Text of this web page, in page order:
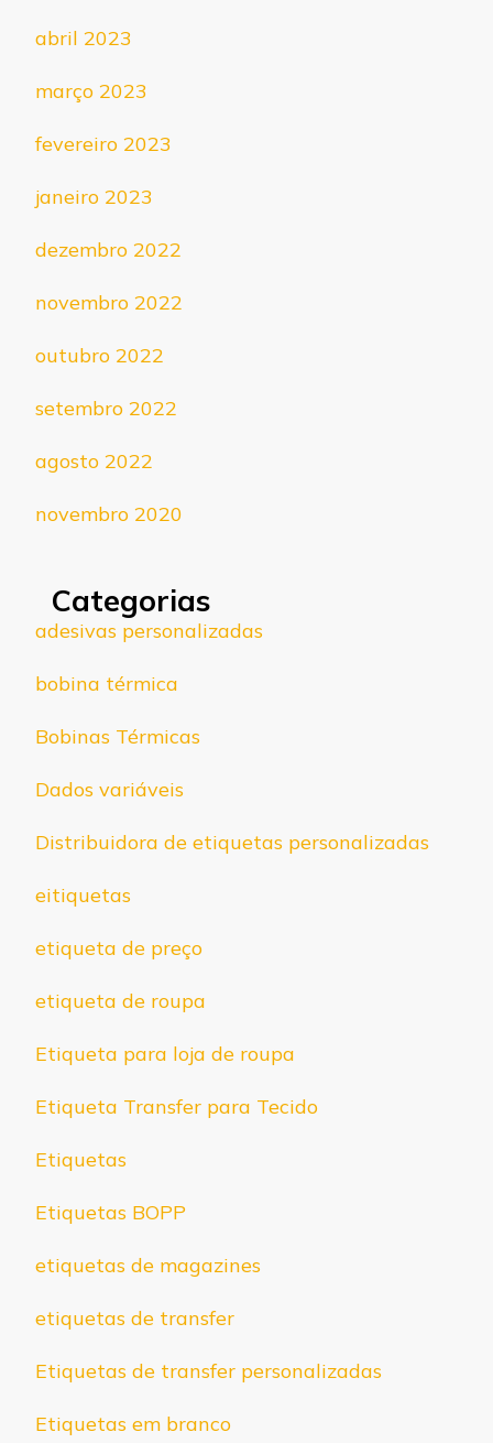
abril 2023
março 2023
fevereiro 2023
janeiro 2023
dezembro 2022
novembro 2022
outubro 2022
setembro 2022
agosto 2022
novembro 2020
Categorias
adesivas personalizadas
bobina térmica
Bobinas Térmicas
Dados variáveis
Distribuidora de etiquetas personalizadas
eitiquetas
etiqueta de preço
etiqueta de roupa
Etiqueta para loja de roupa
Etiqueta Transfer para Tecido
Etiquetas
Etiquetas BOPP
etiquetas de magazines
etiquetas de transfer
Etiquetas de transfer personalizadas
Etiquetas em branco